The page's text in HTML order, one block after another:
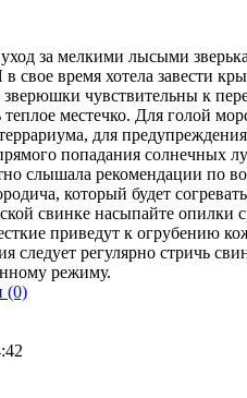
за мелкими лысыми
в свое время хотела завести
чувствительны к
теплое местечко. Для голой
для
попадания солнечных
слышала рекомендации по
который будет
свинке насыпайте опилки
приведут к огрубению
следует регулярно стричь
режиму.
(0)